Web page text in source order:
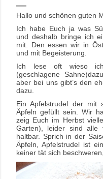
Hallo und schönen guten
Ich habe Euch ja was
und deshalb bringe ich
mit. Den essen wir in
und mit Begeisterung.
Ich lese oft wieso
(geschlagene
aber bei uns gibt’s den
dazu.
Ein Apfelstrudel der mit
Äpfeln gefüllt sein. Wir
zeig Euch im Herbst
Garten), leider sind
haltbar. Sprich in der
Äpfeln, Apfelstrudel ist
keiner tät sich